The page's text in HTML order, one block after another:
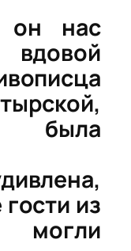
он нас
из